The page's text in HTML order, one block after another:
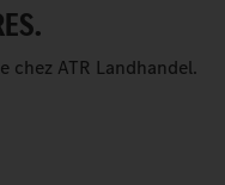
chez ATR Landhandel.